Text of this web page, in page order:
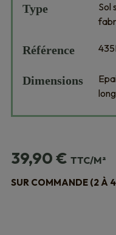
Type
Sol
Référence
Dimensions
39,90€ TTC/M²
SUR COMMANDE (2 À